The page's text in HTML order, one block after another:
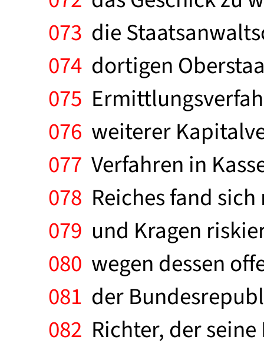
073 die
074 dortigen
075
076 weiterer
077 Verfahren in
078 Reiches fand
079 und Kragen
080 wegen dessen
081 der
082 Richter, der